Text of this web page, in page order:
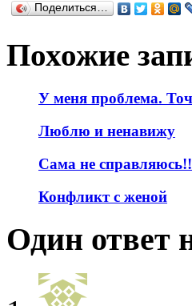
Поделиться…
Похожие
У меня проблема.
Люблю и ненавижу
Сама не
Конфликт с женой
Один ответ